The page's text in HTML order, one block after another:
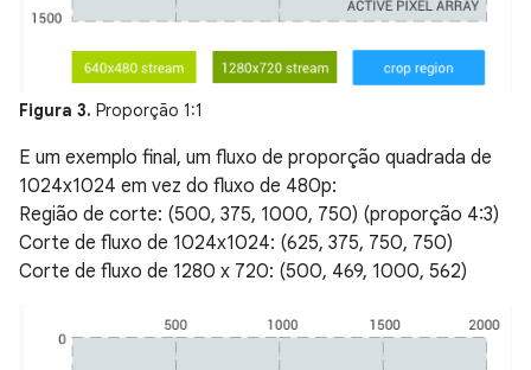
Figura 3. Proporção 1:1
E um exemplo final, um fluxo de proporção quadrada de
1024x1024 em vez do fluxo de 480p:
Região de corte: (500, 375, 1000, 750) (proporção 4:3)
Corte de fluxo de 1024x1024: (625, 375, 750, 750)
Corte de fluxo de 1280 x 720: (500, 469, 1000, 562)